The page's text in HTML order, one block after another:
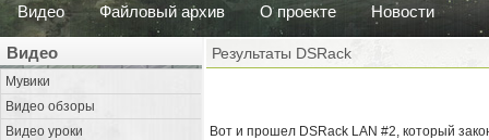
Видео Файловый архив О проекте Новости
Видео
Мувики
Видео обзоры
Видео уроки
Результаты DSRack
Вот и прошел DSRack LAN #2, который